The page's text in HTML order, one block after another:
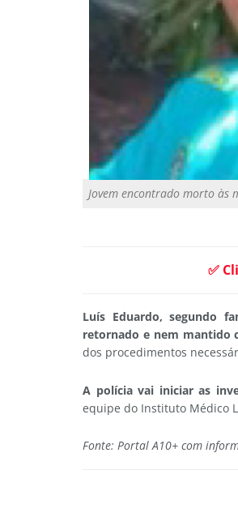
Jovem encontrado morto às
✅
Luís Eduardo, segundo
retornado e nem mantido
dos procedimentos
A polícia vai iniciar as
equipe do Instituto Médico
Fonte: Portal A10+ com